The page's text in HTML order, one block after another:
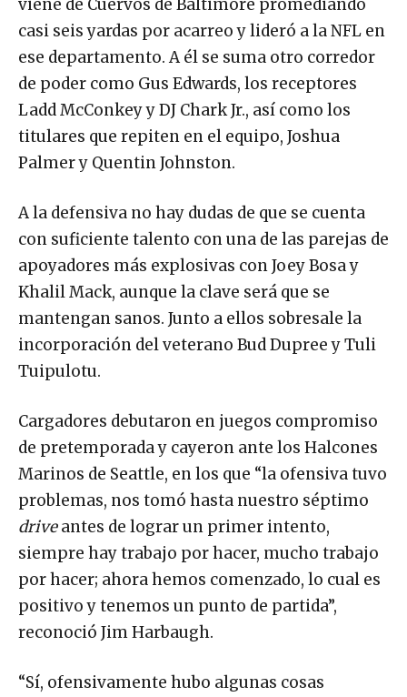
viene de Cuervos de Baltimore promediando
casi seis yardas por acarreo y lideró a la NFL en
ese departamento. A él se suma otro corredor
de poder como Gus Edwards, los receptores
Ladd McConkey y DJ Chark Jr., así como los
titulares que repiten en el equipo, Joshua
Palmer y Quentin Johnston.
A la defensiva no hay dudas de que se cuenta
con suficiente talento con una de las parejas de
apoyadores más explosivas con Joey Bosa y
Khalil Mack, aunque la clave será que se
mantengan sanos. Junto a ellos sobresale la
incorporación del veterano Bud Dupree y Tuli
Tuipulotu.
Cargadores debutaron en juegos compromiso
de pretemporada y cayeron ante los Halcones
Marinos de Seattle, en los que “la ofensiva tuvo
problemas, nos tomó hasta nuestro séptimo
driveantes de lograr un primer intento,
siempre hay trabajo por hacer, mucho trabajo
por hacer; ahora hemos comenzado, lo cual es
positivo y tenemos un punto de partida”,
reconoció Jim Harbaugh.
“Sí, ofensivamente hubo algunas cosas